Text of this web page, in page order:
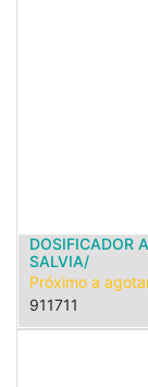
DOSIFICADOR
SALVIA/
Próximo a
911711